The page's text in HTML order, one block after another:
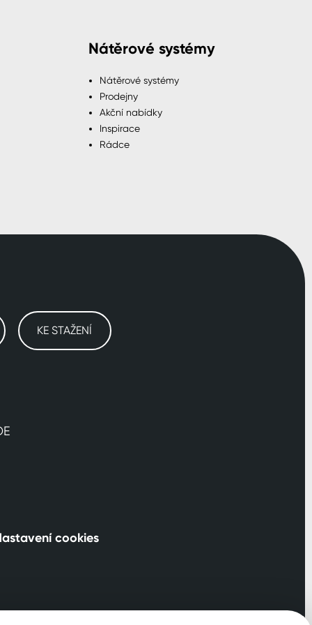
Nátěrové systémy
Nátěrové systémy
Prodejny
Akční nabídky
Inspirace
Rádce
KE STAŽENÍ
cookies